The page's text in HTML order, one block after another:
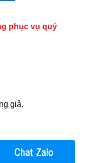
phục vụ quý
giả.